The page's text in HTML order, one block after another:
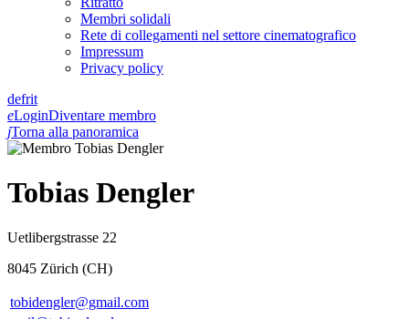
Membri solidali
Rete di collegamenti nel settore cinematografico
Impressum
Privacy policy
defrit
eLoginDiventare membro
jTorna alla panoramica
Tobias Dengler
Uetlibergstrasse 22
8045 Zürich (CH)
tobidengler@gmail.com